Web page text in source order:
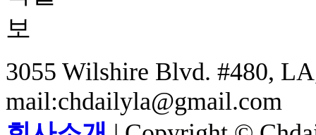
3055 Wilshire Blvd. #480,
mail:chdailyla@gmail.com